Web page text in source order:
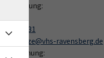
Beratung:
8109-31
ravensberg.de
zur Buchung: